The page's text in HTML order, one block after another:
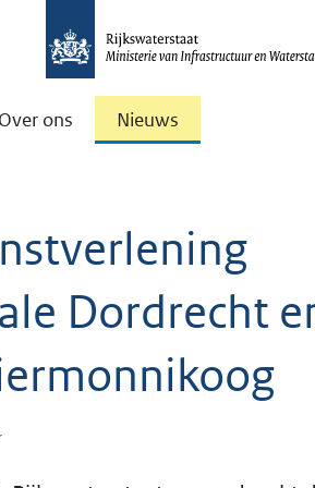
Over ons Nieuws
Dordrecht